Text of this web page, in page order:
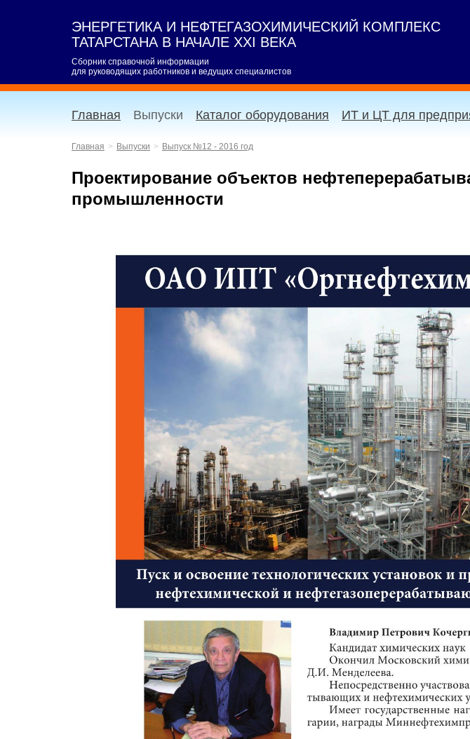
ЭНЕРГЕТИКА И НЕФТЕГАЗОХИМИЧЕСКИЙ КОМПЛЕКС
ТАТАРСТАНА В НАЧАЛЕ XXI ВЕКА
Сборник справочной информации
для руководящих работников и ведущих специалистов
Главная Выпуски Каталог оборудования ИТ и ЦТ для
Главная Выпуски Выпуск №12 - 2016 год
Проектирование объектов
промышленности